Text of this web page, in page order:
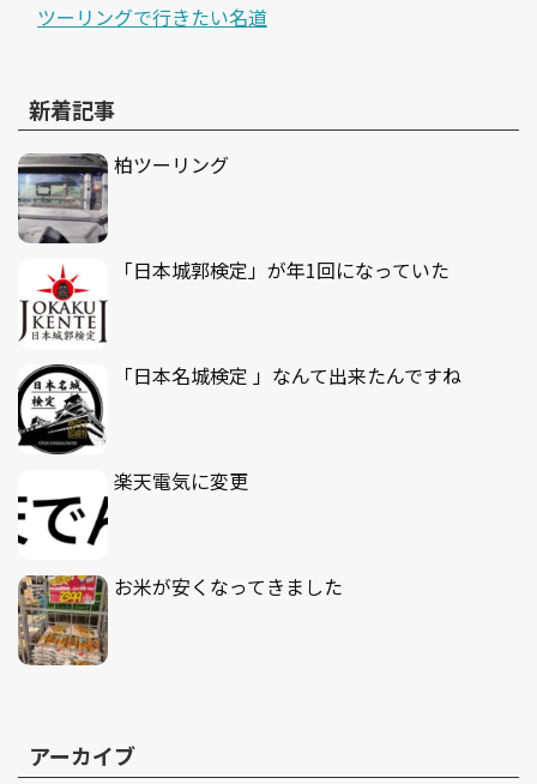
ツーリングで行きたい名道
新着記事
柏ツーリング
「日本城郭検定」が年1回になっていた
「日本名城検定 」なんて出来たんですね
楽天電気に変更
お米が安くなってきました
アーカイブ